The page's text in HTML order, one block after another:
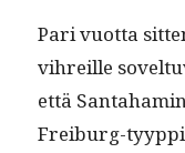
Pari vuot­ta
vihreille
että
Freiburg-